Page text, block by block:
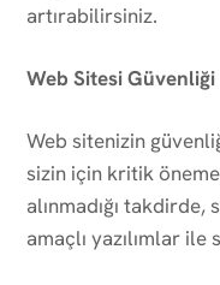
artırabilirsiniz.
Web Sitesi Güvenliği
Web sitenizin
sizin için kritik
alınmadığı
amaçlı yazılımlar ile